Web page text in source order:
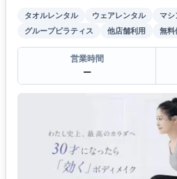
タオルレンタル ウェアレンタル
マシ
グループピラティス
他店舗利用 無料
営業時間
ー